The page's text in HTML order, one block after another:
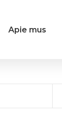
Apie mus